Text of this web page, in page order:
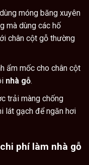
móng băng xuyên
mà dùng các hố
chân cột gỗ thường
ẩm mốc cho chân cột
nhà gỗ.
trải màng chống
lát gạch để ngăn hơi
phí làm nhà gỗ